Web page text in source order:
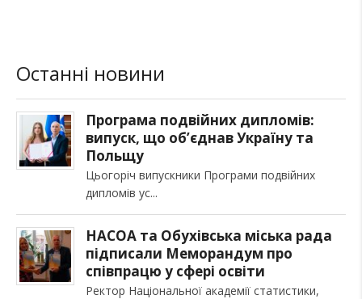
Останні новини
Програма подвійних дипломів:
випуск, що об’єднав Україну та
Польщу
Цьогоріч випускники Програми подвійних
дипломів ус
НАСОА та Обухівська міська рада
підписали Меморандум про
співпрацю у сфері освіти
Ректор Національної академії статистики,